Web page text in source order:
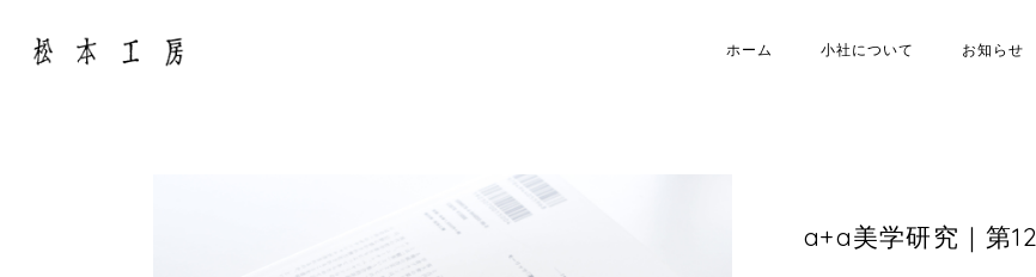
ホーム 小社について お知らせ
a+a美学研究｜第